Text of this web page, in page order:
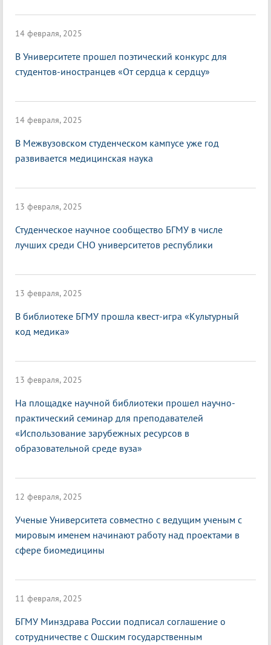
14 февраля, 2025
В Университете прошел поэтический конкурс для
студентов-иностранцев «От сердца к сердцу»
14 февраля, 2025
В Межвузовском студенческом кампусе уже год
развивается медицинская наука
13 февраля, 2025
Студенческое научное сообщество БГМУ в числе
лучших среди СНО университетов республики
13 февраля, 2025
В библиотеке БГМУ прошла квест-игра «Культурный
код медика»
13 февраля, 2025
На площадке научной библиотеки прошел научно-
практический семинар для преподавателей
«Использование зарубежных ресурсов в
образовательной среде вуза»
12 февраля, 2025
Ученые Университета совместно с ведущим ученым с
мировым именем начинают работу над проектами в
сфере биомедицины
11 февраля, 2025
БГМУ Минздрава России подписал соглашение о
сотрудничестве с Ошским государственным